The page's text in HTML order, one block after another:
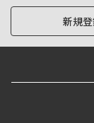
新規